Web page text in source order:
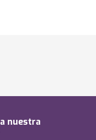
nuestra